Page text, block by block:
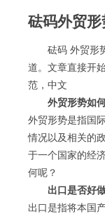
砝码外贸
砝码 外贸形
道。文章直接开
范，中文
外贸形势如
外贸形势是指国
情况以及相关的
于一个国家的经
何呢？
出口是否好
出口是指将本国